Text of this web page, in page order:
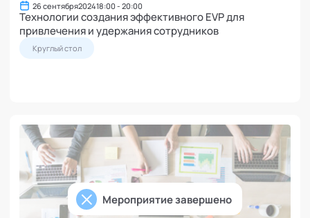
26 сентября202418:00 - 20:00
Технологии создания эффективного EVP для
привлечения и удержания сотрудников
Круглый стол
Мероприятие завершено